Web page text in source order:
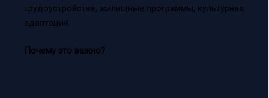
трудоустройстве, жилищные программы, культурная
адаптация.
Почему это важно?